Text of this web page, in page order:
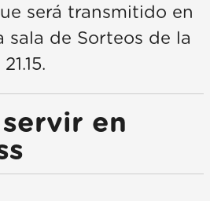
será transmitido en
sala de Sorteos de la
en